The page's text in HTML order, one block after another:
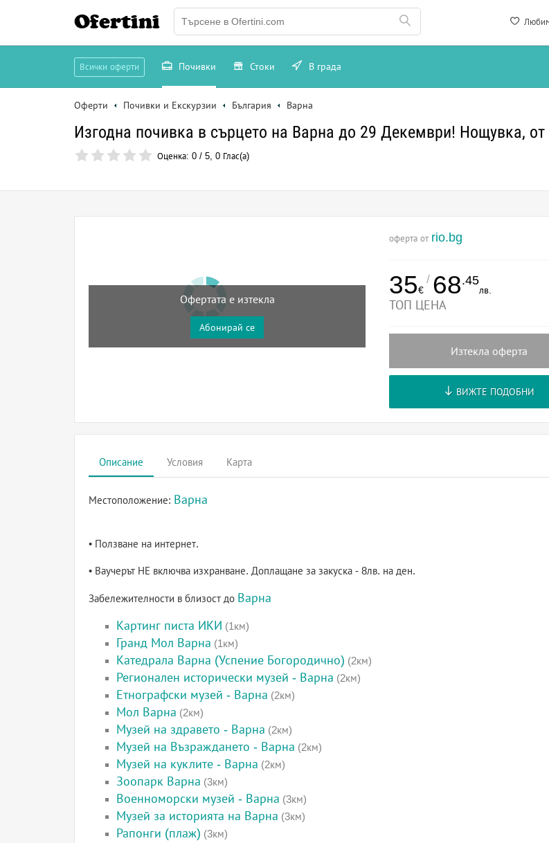
Ofertini
Всички оферти Почивки Стоки В града
Оферти Почивки и Екскурзии България Варна
Изгодна почивка в сърцето на Варна до 29 Декември! Нощувка,
Оценка: 0 / 5, 0 Глас(а)
Офертата е изтекла
Абонирай се
оферта от rio.bg
35€
/ 68.45
лв.
ТОП ЦЕНА
Изтекла оферта
ВИЖТЕ ПОДОБНИ
Описание Условия Карта
Местоположение: Варна
• Ползване на интернет.
• Ваучерът НЕ включва изхранване. Доплащане за закуска - 8лв. на ден.
Забележителности в близост до Варна
Картинг писта ИКИ (1км)
Гранд Мол Варна (1км)
Катедрала Варна (Успение Богородично) (2км)
Регионален исторически музей - Варна (2км)
Етнографски музей - Варна (2км)
Мол Варна (2км)
Музей на здравето - Варна (2км)
Музей на Възраждането - Варна (2км)
Музей на куклите - Варна (2км)
Зоопарк Варна (3км)
Военноморски музей - Варна (3км)
Музей за историята на Варна (3км)
Рапонги (плаж) (3км)